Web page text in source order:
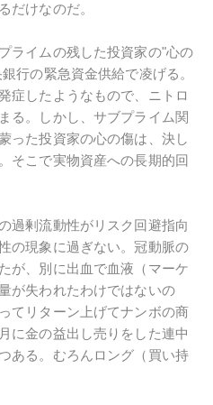
だけなのだ。
ライムの残した投資家の"心の
行の緊急資金供給で凌げる。
症したようなもので、ニトロ
る。しかし、サブプライム関
った投資家の心の傷は、決し
そこで実物資産への長期的回
過剰流動性がリスク回避指向
の現象に過ぎない。冠動脈の
が、別に出血で血液（マーケ
が失われたわけではないの
てリターン上げてナンボの商
に金の益出し売りをした連中
ある。むろんロング（買い持